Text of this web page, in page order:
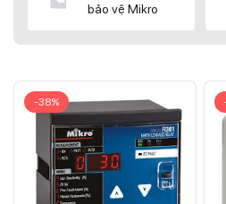
bảo vệ Mikro
-38%